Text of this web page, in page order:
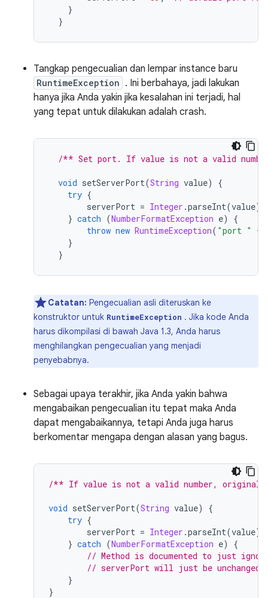
}
}
Tangkap pengecualian dan lempar instance baru
RuntimeException . Ini berbahaya, jadi lakukan
hanya jika Anda yakin jika kesalahan ini terjadi, hal
yang tepat untuk dilakukan adalah crash.
/** Set port. If value is not a valid
void setServerPort(String value)
{
try {
serverPort = Integer .parseInt(value);
} catch (NumberFormatException e)
{
throw new RuntimeException( "port " +
}
}
Catatan: Pengecualian asli diteruskan ke
konstruktor untuk RuntimeException . Jika kode Anda
harus dikompilasi di bawah Java 1.3, Anda harus
menghilangkan pengecualian yang menjadi
penyebabnya.
Sebagai upaya terakhir, jika Anda yakin bahwa
mengabaikan pengecualian itu tepat maka Anda
dapat mengabaikannya, tetapi Anda juga harus
berkomentar mengapa dengan alasan yang bagus.
/** If value is not a valid number, original
void setServerPort(String value)
{
try {
serverPort = Integer .parseInt(value);
} catch (NumberFormatException e)
{
// Method is documented to just
// serverPort will just be unchanged.
}
}